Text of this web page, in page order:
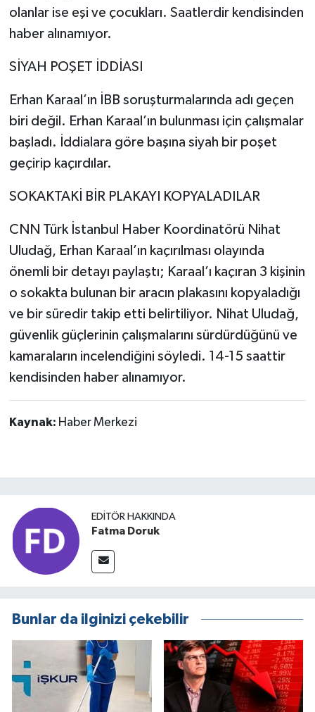
olanlar ise eşi ve çocukları. Saatlerdir kendisinden
haber alınamıyor.
SİYAH POŞET İDDİASI
Erhan Karaal’ın İBB soruşturmalarında adı geçen
biri değil. Erhan Karaal’ın bulunması için çalışmalar
başladı. İddialara göre başına siyah bir poşet
geçirip kaçırdılar.
SOKAKTAKİ BİR PLAKAYI KOPYALADILAR
CNN Türk İstanbul Haber Koordinatörü Nihat
Uludağ, Erhan Karaal’ın kaçırılması olayında
önemli bir detayı paylaştı; Karaal’ı kaçıran 3 kişinin
o sokakta bulunan bir aracın plakasını kopyaladığı
ve bir süredir takip etti belirtiliyor. Nihat Uludağ,
güvenlik güçlerinin çalışmalarını sürdürdüğünü ve
kamaraların incelendiğini söyledi. 14-15 saattir
kendisinden haber alınamıyor.
Kaynak: Haber Merkezi
EDITÖR HAKKINDA
Fatma Doruk
Bunlar da ilginizi çekebilir